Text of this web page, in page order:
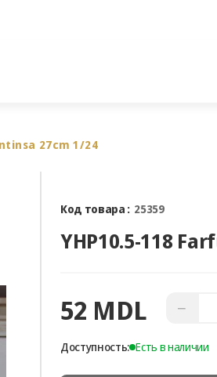
27cm 1/24
Код товара : 25359
YHP10.5-118
52 MDL −
Доступность: Есть в наличии